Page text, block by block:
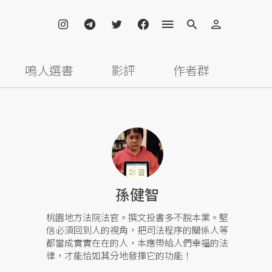
鳴人選書 影評 作者群
孫健智
桃園地方法院法官。撰文投書多不脫本業。堅
信必須回到人的視角，把司法程序的關係人等
都當成實實在在的人，本應帶給人們幸福的法
律，才能恰如其分地發揮它的功能！